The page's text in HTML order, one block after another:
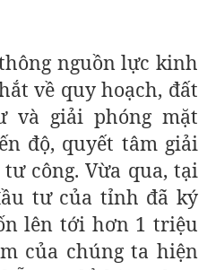
nguồn lực kinh
về quy hoạch, đất
và giải phóng mặt
độ, quyết tâm giải
công. Vừa qua, tại
tư của tỉnh đã ký
lên tới hơn 1 triệu
của chúng ta hiện